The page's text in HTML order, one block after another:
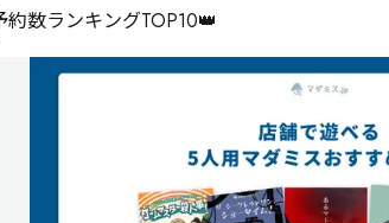
数ランキングTOP10👑